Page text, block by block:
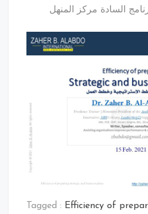
السادة مركز المنهل
Tagged : Efficiency of